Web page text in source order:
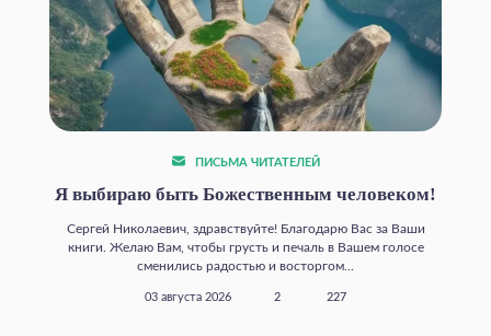
ПИСЬМА ЧИТАТЕЛЕЙ
Я выбираю быть Божественным человеком!
Сергей Николаевич, здравствуйте! Благодарю Вас за Ваши
книги. Желаю Вам, чтобы грусть и печаль в Вашем голосе
сменились радостью и восторгом...
03 августа 2026 2 227